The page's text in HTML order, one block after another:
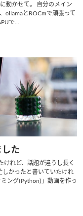
動かせて。 自分のメイン
ollamaとROCmで頑張って
で...
た
れど、話題が違うし長く
しかったと書いていたけれ
ング(Python)」動画を作っ